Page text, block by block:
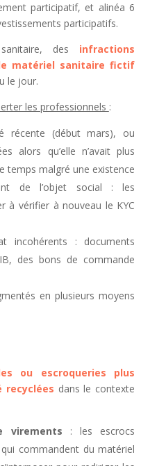
participatif, et alinéa 6
participatifs.
des
infractions
matériel sanitaire fictif
le jour.
les professionnels :
récente (début mars), ou
alors qu’elle n’avait plus
temps malgré une existence
de l’objet social : les
à vérifier à nouveau le KYC
incohérents : documents
des bons de commande
en plusieurs moyens
ou escroqueries plus
recyclées dans le contexte
virements : les escrocs
commandent du matériel